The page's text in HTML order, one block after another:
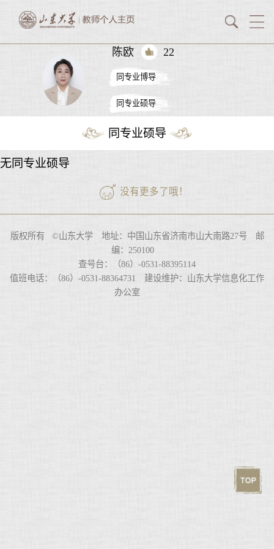
陈欧 22
同专业博导
同专业硕导
同专业硕导
无同专业硕导
没有更多了哦！
版权所有 ©山东大学 地址：中国山东省济南市山大南路27号 邮
编：250100
查号台：（86）-0531-88395114
值班电话：（86）-0531-88364731 建设维护：山东大学信息化工作
办公室